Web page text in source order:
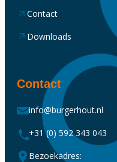
Contact
Downloads
Contact
info@burgerhout.nl
+31 (0) 592 343 043
Bezoekadres: